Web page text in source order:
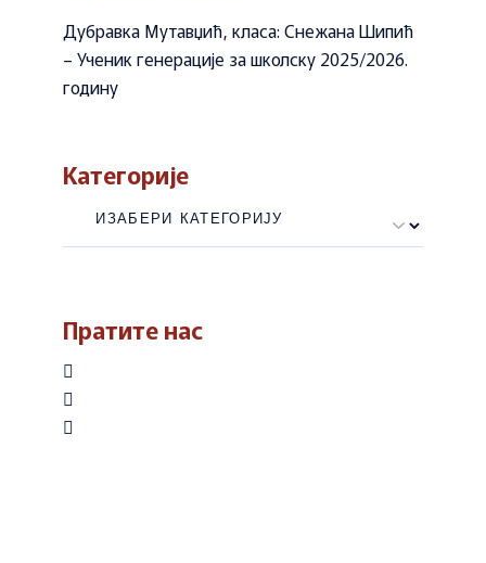
Дубравка Мутавџић, класа: Снежана Шипић
– Ученик генерације за школску 2025/2026.
годину
Категорије
Категорије
Пратите нас